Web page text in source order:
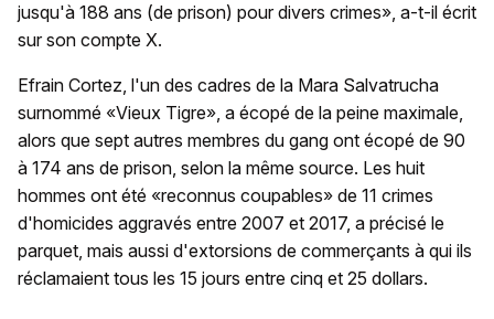
jusqu'à 188 ans (de prison) pour divers crimes», a-t-il écrit
sur son compte X.
Efrain Cortez, l'un des cadres de la Mara Salvatrucha
surnommé «Vieux Tigre», a écopé de la peine maximale,
alors que sept autres membres du gang ont écopé de 90
à 174 ans de prison, selon la même source. Les huit
hommes ont été «reconnus coupables» de 11 crimes
d'homicides aggravés entre 2007 et 2017, a précisé le
parquet, mais aussi d'extorsions de commerçants à qui ils
réclamaient tous les 15 jours entre cinq et 25 dollars.